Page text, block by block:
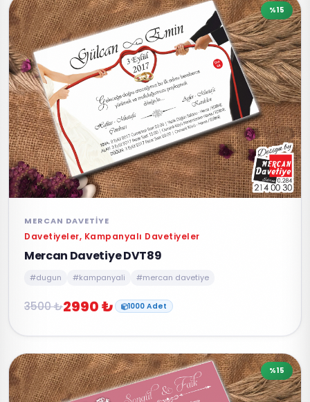
%15
MERCAN DAVETIYE
Davetiyeler, Kampanyalı Davetiyeler
Mercan Davetiye DVT89
#dugun #kampanyali #mercan davetiye
3500 ₺2990 ₺ 1000 Adet
%15